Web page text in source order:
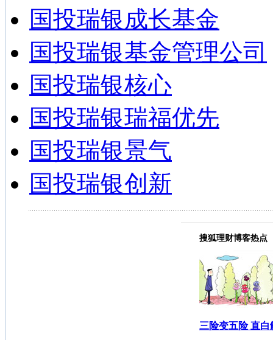
国投瑞银成长基金
国投瑞银基金管理公司
国投瑞银核心
国投瑞银瑞福优先
国投瑞银景气
国投瑞银创新
搜狐理财博客热点
三险变五险 直